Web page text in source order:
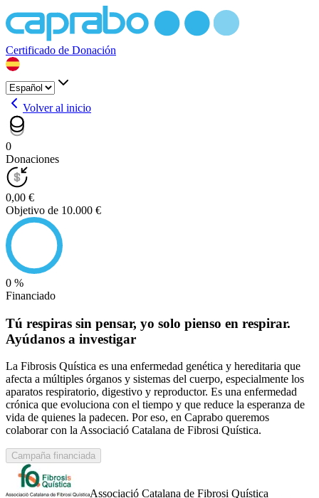
Certificado de Donación
Volver al inicio
0
Donaciones
0,00 €
Objetivo de 10.000 €
0 %
Financiado
Tú respiras sin pensar, yo solo pienso en respirar.
Ayúdanos a investigar
La Fibrosis Quística es una enfermedad genética y hereditaria que
afecta a múltiples órganos y sistemas del cuerpo, especialmente los
aparatos respiratorio, digestivo y reproductor. Es una enfermedad
crónica que evoluciona con el tiempo y que reduce la esperanza de
vida de quienes la padecen. Por eso, en Caprabo queremos
colaborar con la Associació Catalana de Fibrosi Quística.
Campaña financiada
Associació Catalana de Fibrosi Quística